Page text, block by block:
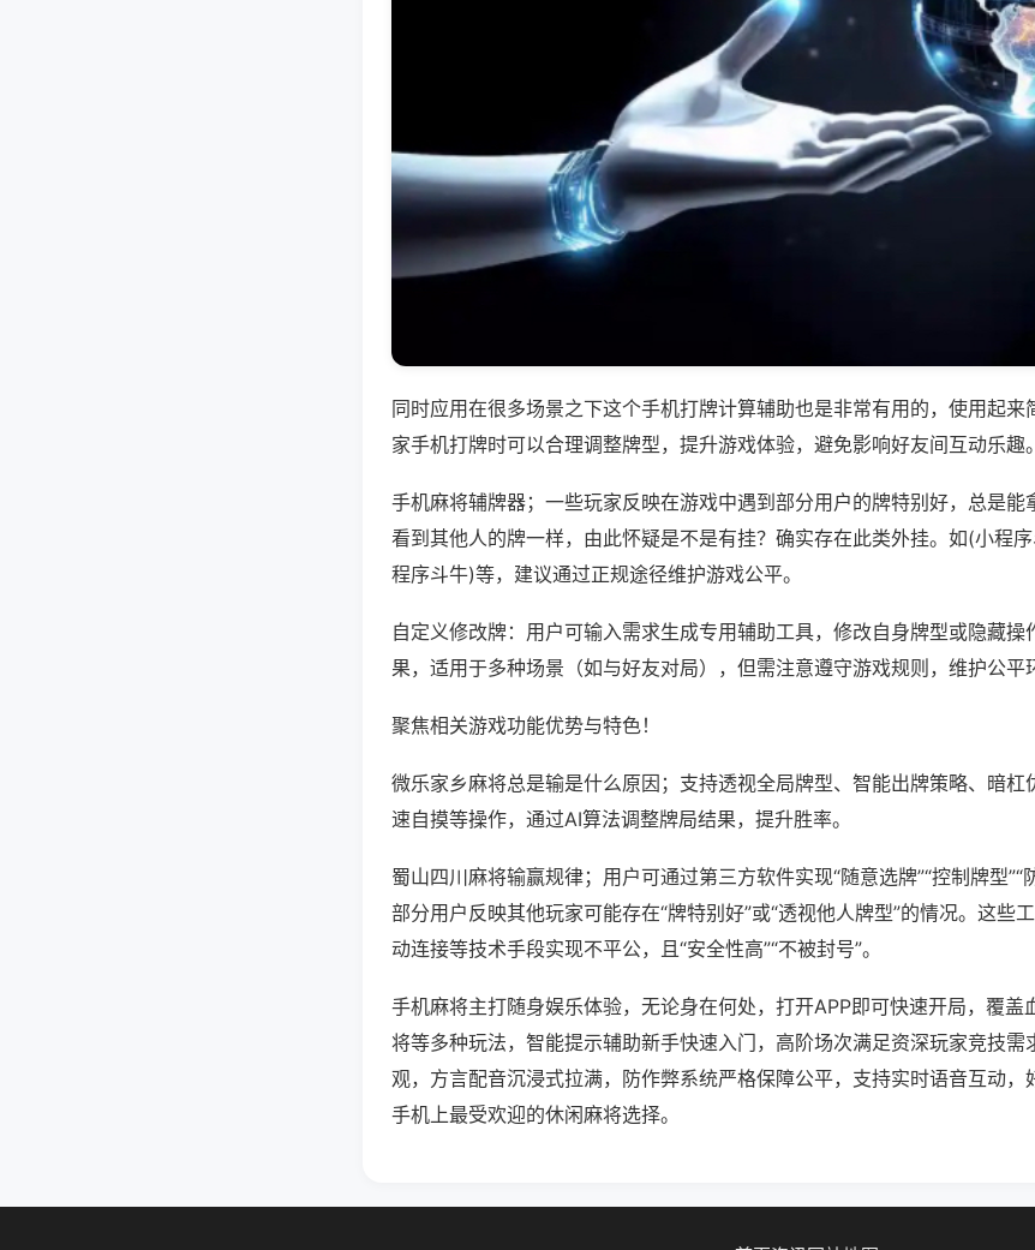
同时应用在很多场景之下这个手机打牌计算辅助也是非常有用的，使用起来
家手机打牌时可以合理调整牌型，提升游戏体验，避免影响好友间互动乐趣。
手机麻将辅牌器；一些玩家反映在游戏中遇到部分用户的牌特别好，总是能
看到其他人的牌一样，由此怀疑是不是有挂？确实存在此类外挂。如(小程
程序斗牛)等，建议通过正规途径维护游戏公平。
自定义修改牌：用户可输入需求生成专用辅助工具，修改自身牌型或隐藏操
果，适用于多种场景（如与好友对局），但需注意遵守游戏规则，维护公平
聚焦相关游戏功能优势与特色！
微乐家乡麻将总是输是什么原因；支持透视全局牌型、智能出牌策略、暗杠
速自摸等操作，通过AI算法调整牌局结果，提升胜率。
蜀山四川麻将输赢规律；用户可通过第三方软件实现“随意选牌”“控制牌型”“
部分用户反映其他玩家可能存在“牌特别好”或“透视他人牌型”的情况。这些
动连接等技术手段实现不平公，且“安全性高”“不被封号”。
手机麻将主打随身娱乐体验，无论身在何处，打开APP即可快速开局，覆盖
将等多种玩法，智能提示辅助新手快速入门，高阶场次满足资深玩家竞技需
观，方言配音沉浸式拉满，防作弊系统严格保障公平，支持实时语音互动，
手机上最受欢迎的休闲麻将选择。